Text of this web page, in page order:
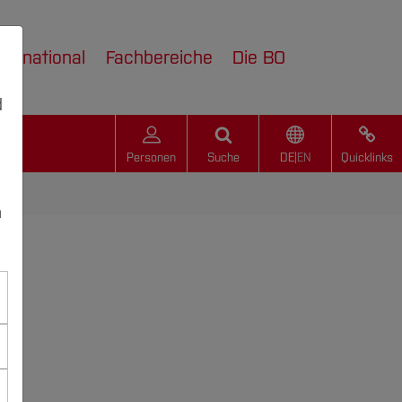
Fachbereiche Die BO
Personen Suche DE| EN Quicklinks